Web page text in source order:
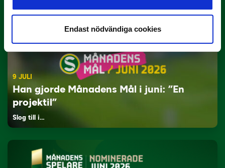
Endast nödvändiga cookies
9 JULI
Han gjorde Månadens Mål i juni: ”En
projektil”
Slog till i…